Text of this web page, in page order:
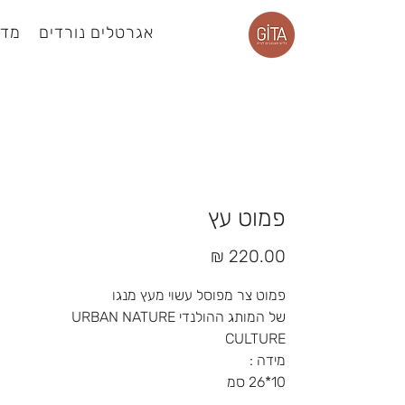
אגרטלים נורדים
פמוט עץ
פמוט צר מפוסל עשוי מעץ מנגו
של המותג ההולנדי URBAN NATURE
CULTURE
מידה :
10*26 סמ